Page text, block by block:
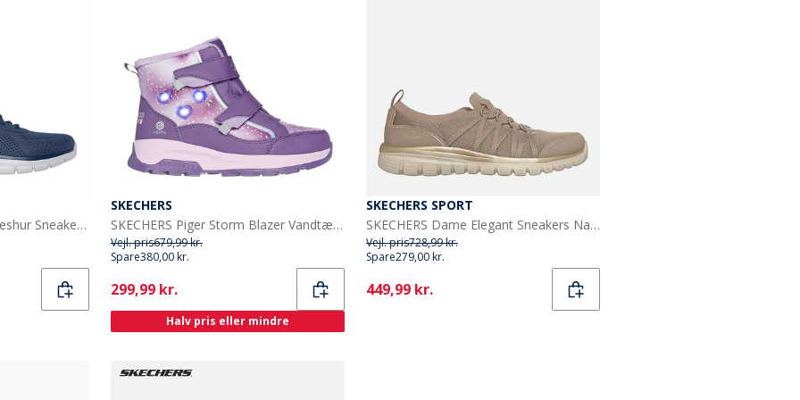
SKECHERS Herre Track Leshur Sneakers Blå
SKECHERS
SKECHERS Piger Storm Blazer Vandtætte Sko Lilla
Vejl. pris679,99 kr.
Spare380,00 kr.
Current
299,99 kr.
Halv pris eller mindre
SKECHERS SPORT
SKECHERS Dame Elegant Sneakers Natural
Vejl. pris728,99 kr.
Spare279,00 kr.
Current
449,99 kr.